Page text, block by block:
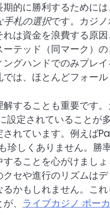
的に勝利するためには
手札の選択です。カジ
は資金を浪費する原
テッド（同マーク）
グハンドでのみプレ
は、ほとんどフォール
解することも重要です
設定されていることが
れています。例えば
珍しくありません。
ることを心がけまし
セや進行のリズムは
かもしれません。こ
、 ライブカジノ ポー